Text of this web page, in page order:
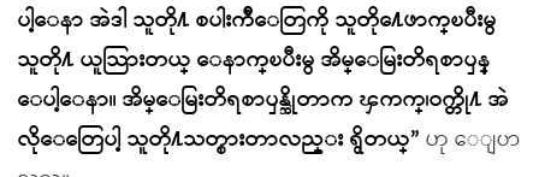
ပါ့ေနာ အဲဒါ သူတို႔ စပါးက်ီေတြကို သူတို႔ေဖာက္ၿပီးမွ
သူတို႔ ယူသြားတယ္ ေနာက္ၿပီးမွ အိမ္ေမြးတိရစာၦန္
ေပါ့ေနာ။ အိမ္ေမြးတိရစာၦန္ဆိုတာက ၾကက္၊ဝက္တို႔ အဲ
လိုေတြေပါ့ သူတို႔သတ္စားတာလည္း ရွိတယ္” ဟု ေျပာ